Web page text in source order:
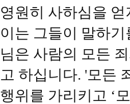
영원히 사하심을
이는 그들이 말하
님은 사람의 모든
고 하십니다. '모든
행위를 가리키고 ‘